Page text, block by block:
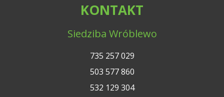
KONTAKT
Siedziba Wróblewo
735 257 029
503 577 860
532 129 304